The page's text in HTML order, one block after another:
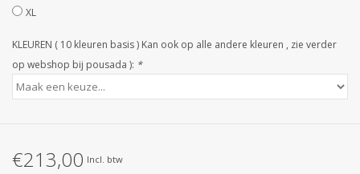
Merken
XL
KLEUREN ( 10 kleuren basis ) Kan ook op alle andere kleuren , zie verder
op webshop bij pousada ): *
€213,00 Incl. btw